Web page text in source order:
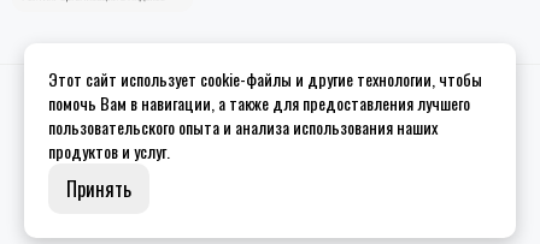
2026 © Smart Aura - устройства для умного дома.Карта сайта
Этот сайт использует cookie-файлы и другие технологии, чтобы
помочь Вам в навигации, а также для предоставления лучшего
пользовательского опыта и анализа использования наших
продуктов и услуг.
Принять